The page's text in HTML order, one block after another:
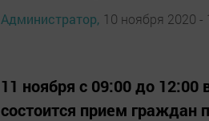
Администратор, 10 ноября 2020 -
11 ноября с 09:00 до 12:00
состоится прием